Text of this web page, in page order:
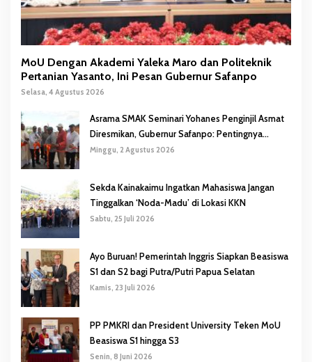
MoU Dengan Akademi Yaleka Maro dan Politeknik
Pertanian Yasanto, Ini Pesan Gubernur Safanpo
Selasa, 4 Agustus 2026
Asrama SMAK Seminari Yohanes Penginjil Asmat
Diresmikan, Gubernur Safanpo: Pentingnya
Pendidikan Karakter
Minggu, 2 Agustus 2026
Sekda Kainakaimu Ingatkan Mahasiswa Jangan
Tinggalkan ‘Noda-Madu’ di Lokasi KKN
Sabtu, 25 Juli 2026
Ayo Buruan! Pemerintah Inggris Siapkan Beasiswa
S1 dan S2 bagi Putra/Putri Papua Selatan
Kamis, 23 Juli 2026
PP PMKRI dan President University Teken MoU
Beasiswa S1 hingga S3
Senin, 8 Juni 2026